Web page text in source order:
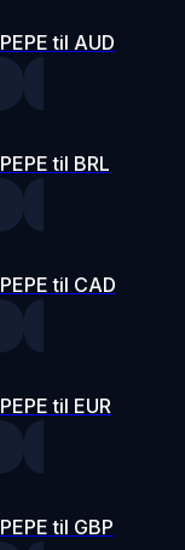
PEPE til AUD
PEPE til BRL
PEPE til CAD
PEPE til EUR
PEPE til GBP